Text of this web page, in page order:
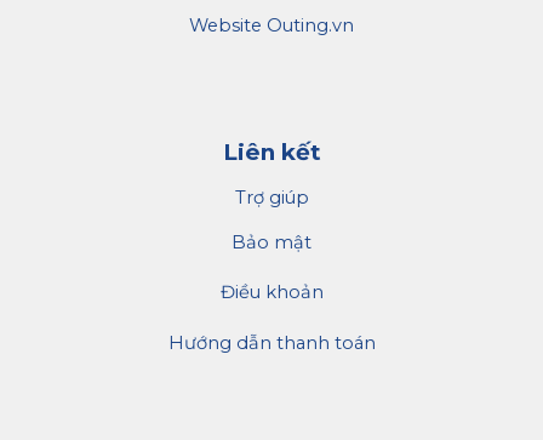
Website Outing.vn
Liên kết
Trợ giúp
Bảo mật
Điều khoản
Hướng dẫn thanh toán